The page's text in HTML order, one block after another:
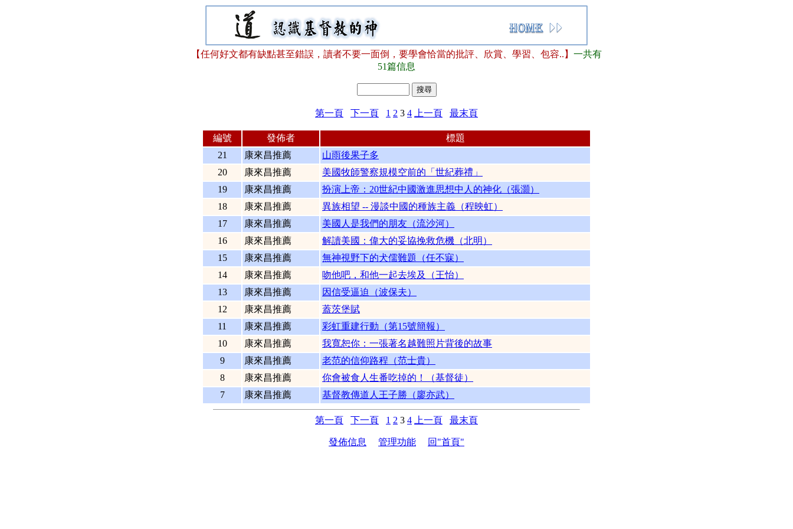
【任何好文都有缺點甚至錯誤，讀者不要一面倒，要學會恰當的批評、欣賞、學習、包容..】 一共有
51篇信息
第一頁 下一頁 1 2 3 4 上一頁 最末頁
編號 發佈者
標題
21
康來昌推薦
山雨後果子多
20
康來昌推薦
美國牧師警察規模空前的「世紀葬禮」
19
康來昌推薦
扮演上帝：20世紀中國激進思想中人的神化（張灝）
18
康來昌推薦
異族相望 -- 漫談中國的種族主義（程映虹）
17
康來昌推薦
美國人是我們的朋友（流沙河）
16
康來昌推薦
解讀美國：偉大的妥協挽救危機（北明）
15
康來昌推薦
無神視野下的犬儒難題（任不寐）
14
康來昌推薦
吻他吧，和他一起去埃及（王怡）
13
康來昌推薦
因信受逼迫（波保夫）
12
康來昌推薦
蓋茨堡賦
11
康來昌推薦
彩虹重建行動（第15號簡報）
10
康來昌推薦
我寬恕你：一張著名越難照片背後的故事
9
康來昌推薦
老范的信仰路程（范士貴）
8
康來昌推薦
你會被食人生番吃掉的！（基督徒）
7
康來昌推薦 基督教傳道人王子勝（廖亦武）
第一頁 下一頁 1 2 3 4 上一頁 最末頁
發佈信息 管理功能 回"首頁"